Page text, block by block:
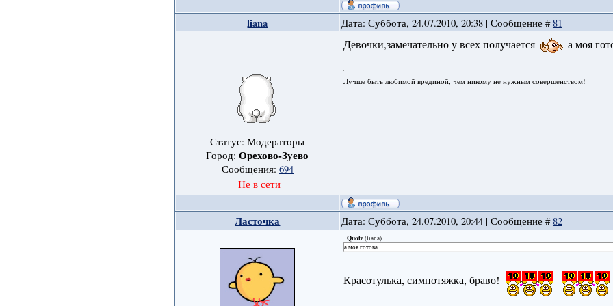
liana Дата: Суббота, 24.07.2010, 20:38 | Сообщение #81
Статус: Модераторы
Город:Орехово-Зуево
Сообщения: 694
Не в сети
Девочки,замечательно у всех получается а моя
Лучше быть любимой врединой, чем никому не нужным совершенством!
Ласточка Дата: Суббота, 24.07.2010, 20:44 | Сообщение #82
Quote(liana)
а моя готова
Красотулька, симпотяжка, браво!